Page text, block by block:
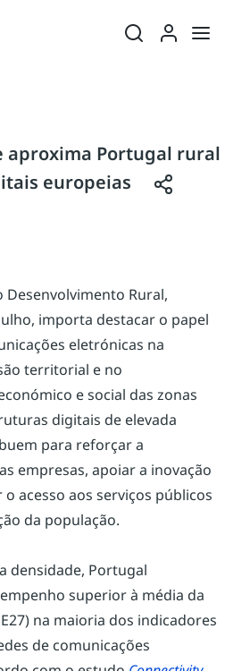
Ativar/ Ativar/
aproxima Portugal rural
europeias
Desenvolvimento Rural,
importa destacar o papel
eletrónicas na
territorial e no
e social das zonas
digitais de elevada
para reforçar a
empresas, apoiar a inovação
acesso aos serviços públicos
da população.
densidade, Portugal
superior à média da
na maioria dos indicadores
de comunicações